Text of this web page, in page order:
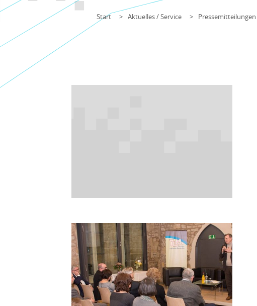
Start Aktuelles / Service Pressemitteilungen